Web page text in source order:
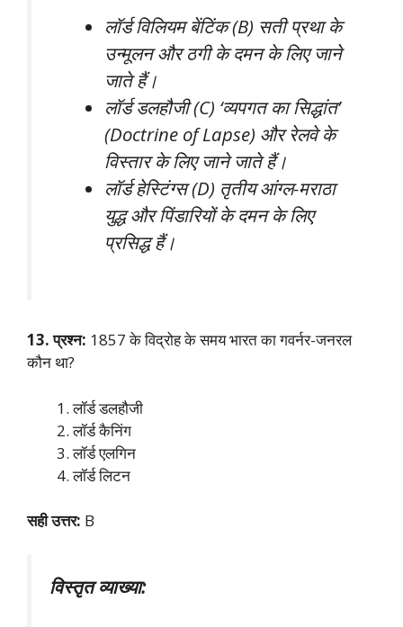
लॉर्ड विलियम बेंटिंक (B) सती प्रथा के
उन्मूलन और ठगी के दमन के लिए जाने
जाते हैं।
लॉर्ड डलहौजी (C) ‘व्यपगत का सिद्धांत’
(Doctrine of Lapse) और रेलवे के
विस्तार के लिए जाने जाते हैं।
लॉर्ड हेस्टिंग्स (D) तृतीय आंग्ल-मराठा
युद्ध और पिंडारियों के दमन के लिए
प्रसिद्ध हैं।
13. प्रश्न: 1857 के विद्रोह के समय भारत का गवर्नर-जनरल
कौन था?
लॉर्ड डलहौजी
लॉर्ड कैनिंग
लॉर्ड एलगिन
लॉर्ड लिटन
सही उत्तर: B
विस्तृत व्याख्या: